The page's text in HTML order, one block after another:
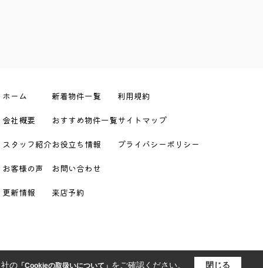
ホーム
会社概要
スタッフ紹介
お客様の声
更新情報
新着物件一覧
おすすめ物件一覧
お役立ち情報
お問い合わせ
来店予約
利用規約
サイトマップ
プライバシーポリシー
の「Cookieの取扱いについて」 をご確認ください。 閉じる